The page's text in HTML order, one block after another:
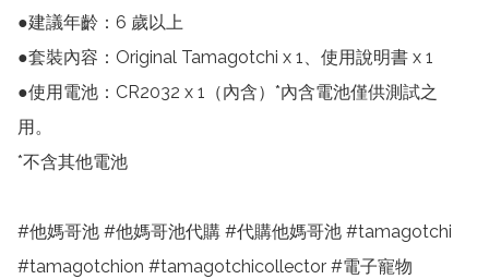
●建議年齡：6 歲以上
●套裝內容：Original Tamagotchi x 1、使用說明書 x 1
●使用電池：CR2032 x 1（內含）*內含電池僅供測試之
用。
*不含其他電池
#他媽哥池 #他媽哥池代購 #代購他媽哥池 #tamagotchi
#tamagotchion #tamagotchicollector #電子寵物